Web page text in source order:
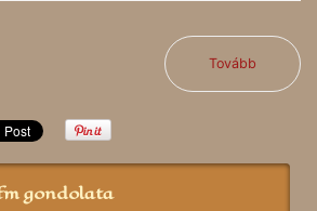
Tovább
gondolata